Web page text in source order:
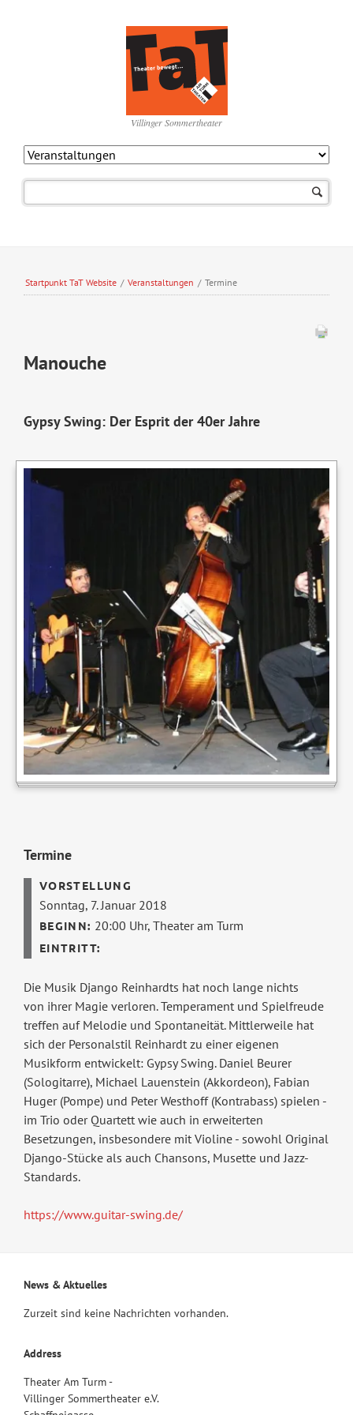
Villinger Sommertheater
Startpunkt TaT Website / Veranstaltungen / Termine
Manouche
Gypsy Swing: Der Esprit der 40er Jahre
Termine
Sonntag, 7. Januar 2018
20:00 Uhr,Theater am Turm
Die Musik Django Reinhardts hat noch lange nichts
von ihrer Magie verloren. Temperament und Spielfreude
treffen auf Melodie und Spontaneität. Mittlerweile hat
sich der Personalstil Reinhardt zu einer eigenen
Musikform entwickelt: Gypsy Swing. Daniel Beurer
(Sologitarre), Michael Lauenstein (Akkordeon), Fabian
Huger (Pompe) und Peter Westhoff (Kontrabass) spielen -
im Trio oder Quartett wie auch in erweiterten
Besetzungen, insbesondere mit Violine - sowohl Original
Django-Stücke als auch Chansons, Musette und Jazz-
Standards.
https://www.guitar-swing.de/
News & Aktuelles
Zurzeit sind keine Nachrichten vorhanden.
Address
Theater Am Turm -
Villinger Sommertheater e.V.